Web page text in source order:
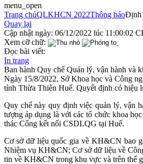
menu_open
Trang chủQLKHCN 2022Thông báoĐịnh
Quay lại
Cập nhật ngày: 06/12/2022 lúc 11:00:02
Xem cỡ chữ:
Đọc bài viết:
In trang
Ban hành Quy chế Quản lý, vận hành và
Ngày 15/8/2022, Sở Khoa học và Công
tỉnh Thừa Thiên Huế. Quyết định có hiệu
Quy chế này quy định việc quản lý, vận
tượng áp dụng là với các tổ chức khoa
thác Cổng kết nối CSDLQG tại Huế.
Cơ sở dữ liệu quốc gia về KH&CN bao
Nhiệm vụ KH&CN; Cơ sở dữ liệu về
tin về KH&CN trong khu vực và trên thế